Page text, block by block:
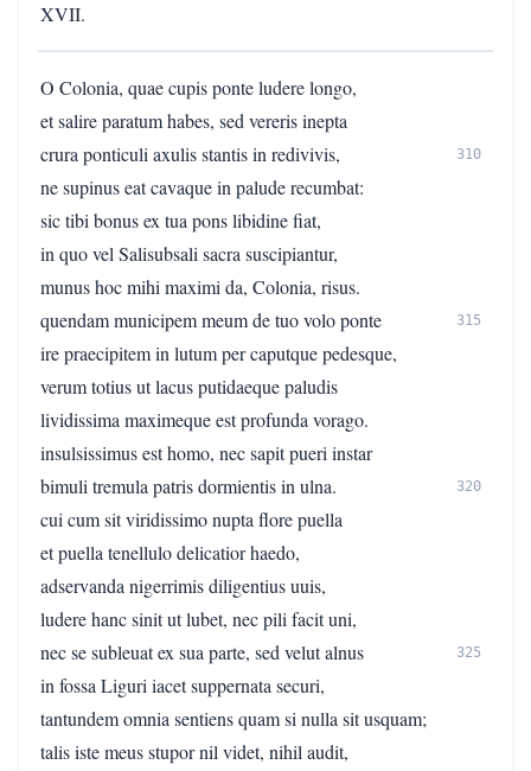
XVII.
O Colonia, quae cupis ponte ludere longo,
et salire paratum habes, sed vereris inepta
crura ponticuli axulis stantis in redivivis,
310
ne supinus eat cavaque in palude recumbat:
sic tibi bonus ex tua pons libidine fiat,
in quo vel Salisubsali sacra suscipiantur,
munus hoc mihi maximi da, Colonia, risus.
quendam municipem meum de tuo volo ponte
315
ire praecipitem in lutum per caputque pedesque,
verum totius ut lacus putidaeque paludis
lividissima maximeque est profunda vorago.
insulsissimus est homo, nec sapit pueri instar
bimuli tremula patris dormientis in ulna.
320
cui cum sit viridissimo nupta flore puella
et puella tenellulo delicatior haedo,
adservanda nigerrimis diligentius uuis,
ludere hanc sinit ut lubet, nec pili facit uni,
nec se subleuat ex sua parte, sed velut alnus
325
in fossa Liguri iacet suppernata securi,
tantundem omnia sentiens quam si nulla sit usquam;
talis iste meus stupor nil videt, nihil audit,